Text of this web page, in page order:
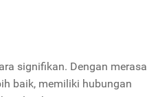
signifikan. Dengan merasa
baik, memiliki hubungan